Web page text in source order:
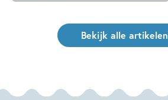
Bekijk alle artikelen